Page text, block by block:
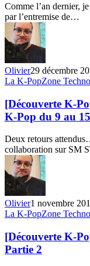
des
albums
K-
Pop
de
2016
–
avec
Comme l’an dernier,
par l’entremise de…
Olivier29 décembre
[Découverte
Pop]
Mes
suggestions
vidéoclips
K-
Pop
du
9
au
15
octobre
La K-PopZone
[Découverte K-
K-Pop du 9 au
Deux retours
collaboration sur SM
Olivier1 novembre
[Découverte
Pop]
Et
si
La K-PopZone
[Découverte K-
Partie 2